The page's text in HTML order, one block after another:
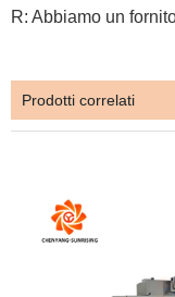
R: Abbiamo un
Prodotti correlati